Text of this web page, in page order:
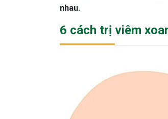
nhau.
6 cách trị viêm